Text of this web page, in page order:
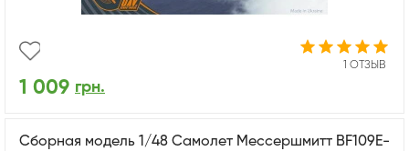
1 ОТЗЫВ
1 009 грн.
Сборная модель 1/48 Самолет Мессершмитт BF109E-